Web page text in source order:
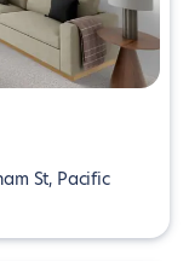
St, Pacific